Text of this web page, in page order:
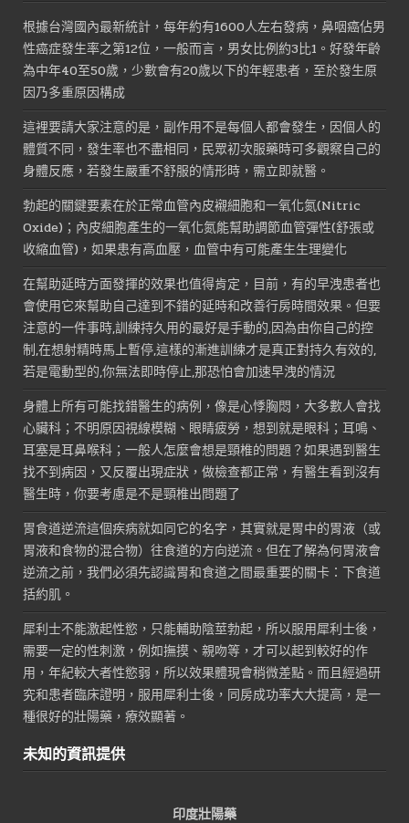
根據台灣國內最新統計，每年約有1600人左右發病，鼻咽癌佔男
性癌症發生率之第12位，一般而言，男女比例約3比1。好發年齡
為中年40至50歲，少數會有20歲以下的年輕患者，至於發生原
因乃多重原因構成
這裡要請大家注意的是，副作用不是每個人都會發生，因個人的
體質不同，發生率也不盡相同，民眾初次服藥時可多觀察自己的
身體反應，若發生嚴重不舒服的情形時，需立即就醫。
勃起的關鍵要素在於正常血管內皮襯細胞和一氧化氮(Nitric
Oxide)；內皮細胞產生的一氧化氮能幫助調節血管彈性(舒張或
收縮血管)，如果患有高血壓，血管中有可能產生生理變化
在幫助延時方面發揮的效果也值得肯定，目前，有的早洩患者也
會使用它來幫助自己達到不錯的延時和改善行房時間效果。但要
注意的一件事時,訓練持久用的最好是手動的,因為由你自己的控
制,在想射精時馬上暫停,這樣的漸進訓練才是真正對持久有效的,
若是電動型的,你無法即時停止,那恐怕會加速早洩的情況
身體上所有可能找錯醫生的病例，像是心悸胸悶，大多數人會找
心臟科；不明原因視線模糊、眼睛疲勞，想到就是眼科；耳鳴、
耳塞是耳鼻喉科；一般人怎麼會想是頸椎的問題？如果遇到醫生
找不到病因，又反覆出現症狀，做檢查都正常，有醫生看到沒有
醫生時，你要考慮是不是頸椎出問題了
胃食道逆流這個疾病就如同它的名字，其實就是胃中的胃液（或
胃液和食物的混合物）往食道的方向逆流。但在了解為何胃液會
逆流之前，我們必須先認識胃和食道之間最重要的關卡：下食道
括約肌。
犀利士不能激起性慾，只能輔助陰莖勃起，所以服用犀利士後，
需要一定的性刺激，例如撫摸、親吻等，才可以起到較好的作
用，年紀較大者性慾弱，所以效果體現會稍微差點。而且經過研
究和患者臨床證明，服用犀利士後，同房成功率大大提高，是一
種很好的壯陽藥，療效顯著。
未知的資訊提供
印度壯陽藥